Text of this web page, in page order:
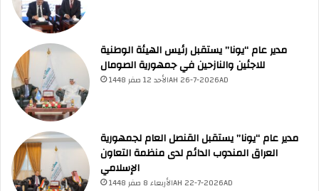
مدير عام “يونا” يستقبل رئيس الهيئة الوطنية
للاجئين والنازحين في جمهورية الصومال
الأحد 12 صفر 1448AH 26-7-2026AD
مدير عام “يونا” يستقبل القنصل العام لجمهورية
العراق المندوب الدائم لدى منظمة التعاون
الإسلامي
الأربعاء 8 صفر 1448AH 22-7-2026AD
📰